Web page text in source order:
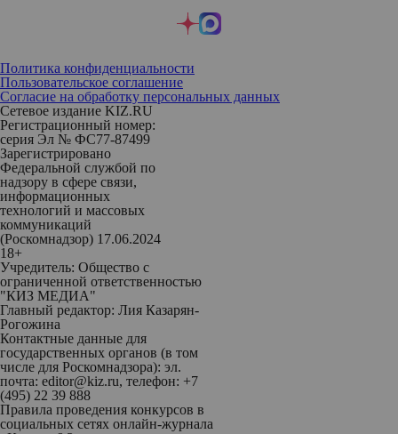
Политика конфиденциальности
Пользовательское соглашение
Согласие на обработку персональных данных
Сетевое издание KIZ.RU
Регистрационный номер:
серия Эл № ФС77-87499
Зарегистрировано
Федеральной службой по
надзору в сфере связи,
информационных
технологий и массовых
коммуникаций
(Роскомнадзор) 17.06.2024
18+
Учредитель: Общество с
ограниченной ответственностью
"КИЗ МЕДИА"
Главный редактор: Лия Казарян-
Рогожина
Контактные данные для
государственных органов (в том
числе для Роскомнадзора): эл.
почта: editor@kiz.ru, телефон: +7
(495) 22 39 888
Правила проведения конкурсов в
социальных сетях онлайн-журнала